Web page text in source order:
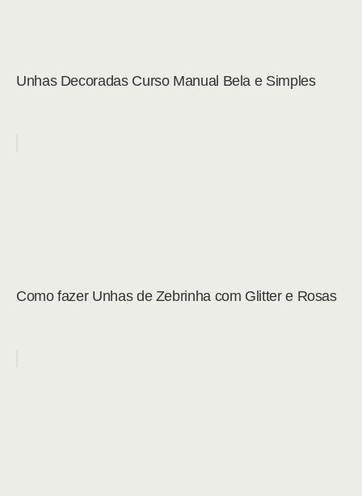
Unhas Decoradas Curso Manual Bela e Simples
Como fazer Unhas de Zebrinha com Glitter e Rosas